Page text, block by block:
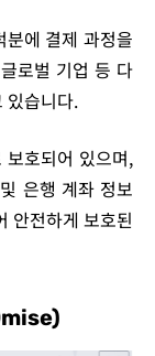
에 결제 과정을
로벌 기업 등 다
있습니다.
호되어 있으며,
은행 계좌 정보
안전하게 보호된